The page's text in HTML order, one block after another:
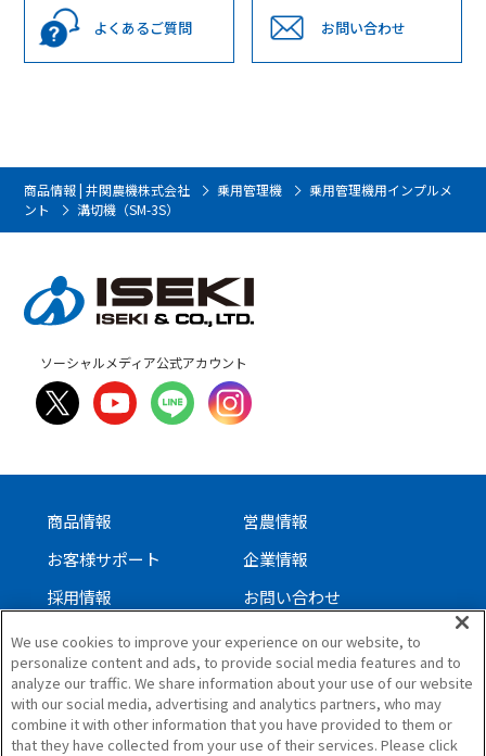
よくあるご質問 お問い合わせ
商品情報 | 井関農機株式会社 乗用管理機
乗用管理機用インプルメ
ント
溝切機（SM-3S）
ソーシャルメディア公式アカウント
商品情報
営農情報
お客様サポート
企業情報
採用情報
お問い合わせ
サイトについて
個人情報保護方針
ソーシャルメディアガイドライン
We use cookies to improve your experience on our website, to
personalize content and ads, to provide social media features and to
analyze our traffic. We share information about your use of our website
with our social media, advertising and analytics partners, who may
combine it with other information that you have provided to them or
that they have collected from your use of their services. Please click